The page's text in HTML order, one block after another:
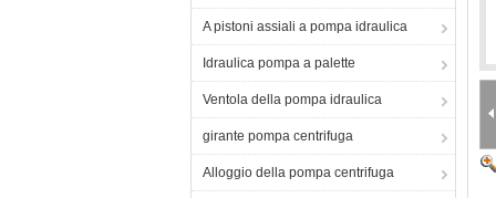
A pistoni assiali a pompa idraulica
Idraulica pompa a palette
Ventola della pompa idraulica
girante pompa centrifuga
Alloggio della pompa centrifuga